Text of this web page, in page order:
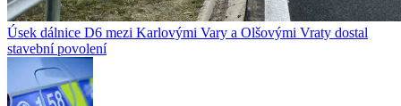
Úsek dálnice D6 mezi Karlovými Vary a Olšovými Vraty dostal
stavební povolení